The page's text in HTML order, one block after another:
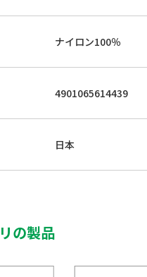
ナイロン100％
4901065614439
日本
の製品